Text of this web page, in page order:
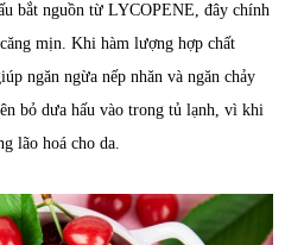
bắt nguồn từ LYCOPENE, đây chính
mịn. Khi hàm lượng hợp chất
ngăn ngừa nếp nhăn và ngăn chảy
bỏ dưa hấu vào trong tủ lạnh, vì khi
lão hoá cho da.